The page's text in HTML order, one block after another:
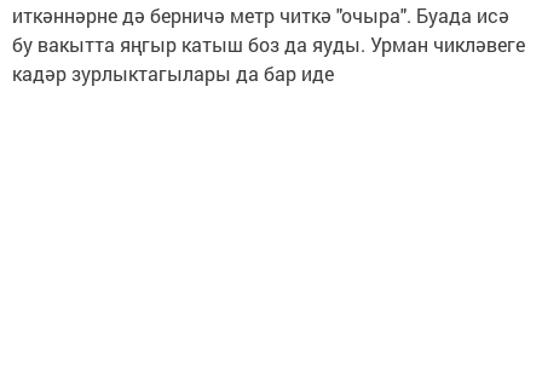
иткәннәрне дә берничә метр читкә "очыра". Буада исә
бу вакытта яңгыр катыш боз да яуды. Урман чикләвеге
кадәр зурлыктагылары да бар иде